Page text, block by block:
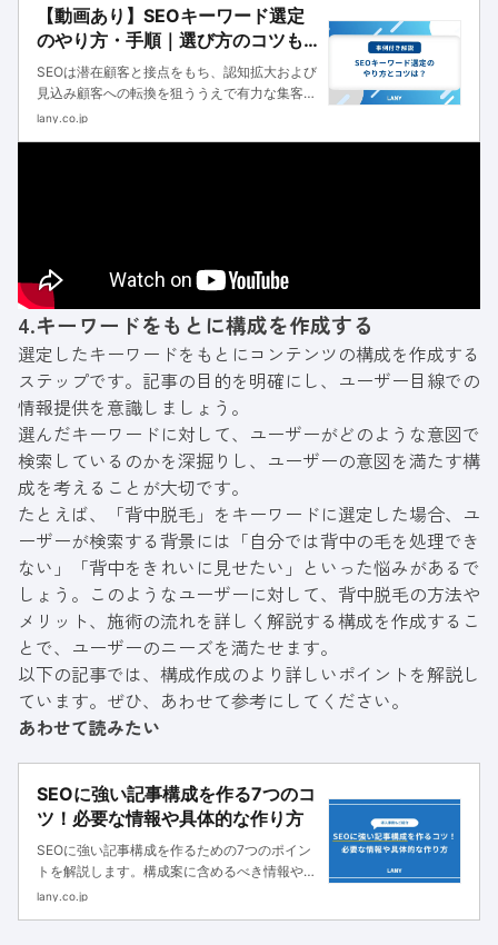
【動画あり】SEOキーワード選定
のやり方・手順｜選び方のコツも
解説
SEOは潜在顧客と接点をもち、認知拡大および
見込み顧客への転換を狙ううえで有力な集客手
法です。しかし、このSEOの恩恵を受けるため
lany.co.jp
4.キーワードをもとに構成を作成する
選定したキーワードをもとにコンテンツの構成を作成する
ステップです。記事の目的を明確にし、ユーザー目線での
情報提供を意識しましょう。
選んだキーワードに対して、ユーザーがどのような意図で
検索しているのかを深掘りし、ユーザーの意図を満たす構
成を考えることが大切です。
たとえば、「背中脱毛」をキーワードに選定した場合、ユ
ーザーが検索する背景には「自分では背中の毛を処理でき
ない」「背中をきれいに見せたい」といった悩みがあるで
しょう。このようなユーザーに対して、背中脱毛の方法や
メリット、施術の流れを詳しく解説する構成を作成するこ
とで、ユーザーのニーズを満たせます。
以下の記事では、構成作成のより詳しいポイントを解説し
ています。ぜひ、あわせて参考にしてください。
あわせて読みたい
SEOに強い記事構成を作る7つのコ
ツ！必要な情報や具体的な作り方
SEOに強い記事構成を作るための7つのポイン
トを解説します。構成案に含めるべき情報や具
体的なステップ、作り方の例を元に、記事を読
lany.co.jp